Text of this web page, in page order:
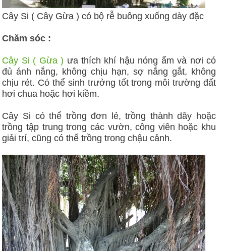
Cây Si ( Cây Gừa ) có bộ rễ buông xuống dày đặc
Chăm sóc :
Cây Si ( Gừa ) ưa thích khí hậu nóng ẩm và nơi có
đủ ánh nắng, không chịu hạn, sợ nắng gắt, không
chịu rét. Có thể sinh trưởng tốt trong môi trường đất
hơi chua hoặc hơi kiềm.
Cây Si có thể trồng đơn lẻ, trồng thành dãy hoặc
trồng tập trung trong các vườn, công viên hoặc khu
giải trí, cũng có thể trồng trong chậu cảnh.